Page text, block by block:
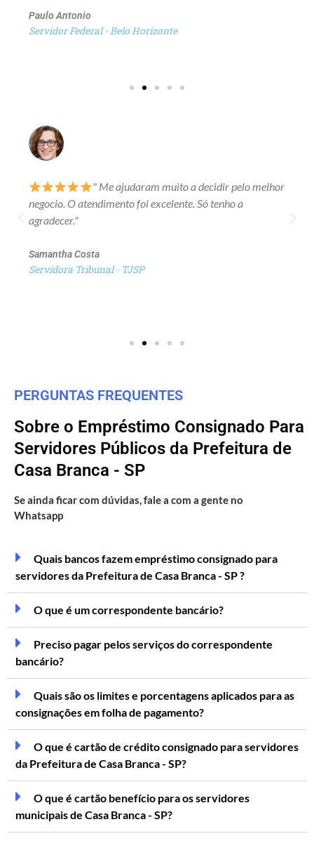
Paulo Antonio
Servidor Federal - Belo Horizonte
" Me ajudaram muito a decidir pelo melhor
negocio. O atendimento foi excelente. Só tenho a
agradecer."
Samantha Costa
Servidora Tribunal - TJSP
PERGUNTAS FREQUENTES
Sobre o Empréstimo Consignado Para
Servidores Públicos da Prefeitura de
Casa Branca - SP
Se ainda ficar com dúvidas, fale a com a gente no
Whatsapp
Quais bancos fazem empréstimo consignado para
servidores da Prefeitura de Casa Branca - SP ?
O que é um correspondente bancário?
Preciso pagar pelos serviços do correspondente
bancário?
Quais são os limites e porcentagens aplicados para as
consignações em folha de pagamento?
O que é cartão de crédito consignado para servidores
da Prefeitura de Casa Branca - SP?
O que é cartão benefício para os servidores
municipais de Casa Branca - SP?